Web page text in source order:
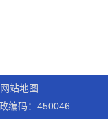
站地图
编码：450046